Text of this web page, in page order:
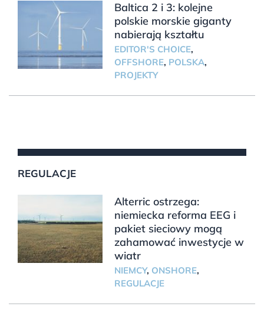
Baltica 2 i 3: kolejne
polskie morskie giganty
nabierają kształtu
EDITOR'S CHOICE,
OFFSHORE, POLSKA,
PROJEKTY
REGULACJE
Alterric ostrzega:
niemiecka reforma EEG i
pakiet sieciowy mogą
zahamować inwestycje w
wiatr
NIEMCY, ONSHORE,
REGULACJE